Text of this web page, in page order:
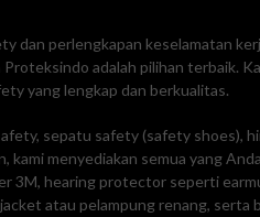
dan perlengkapan keselamatan
adalah pilihan terbaik.
yang lengkap dan berkualitas.
sepatu safety (safety shoes),
kami menyediakan semua yang
3M, hearing protector seperti
atau pelampung renang, serta